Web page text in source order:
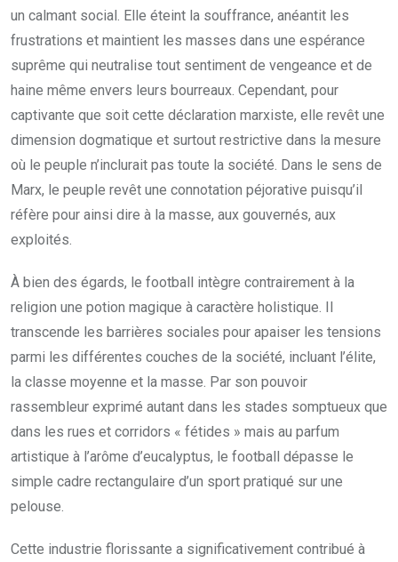
un calmant social. Elle éteint la souffrance, anéantit les
frustrations et maintient les masses dans une espérance
suprême qui neutralise tout sentiment de vengeance et de
haine même envers leurs bourreaux. Cependant, pour
captivante que soit cette déclaration marxiste, elle revêt une
dimension dogmatique et surtout restrictive dans la mesure
où le peuple n’inclurait pas toute la société. Dans le sens de
Marx, le peuple revêt une connotation péjorative puisqu’il
réfère pour ainsi dire à la masse, aux gouvernés, aux
exploités.
À bien des égards, le football intègre contrairement à la
religion une potion magique à caractère holistique. Il
transcende les barrières sociales pour apaiser les tensions
parmi les différentes couches de la société, incluant l’élite,
la classe moyenne et la masse. Par son pouvoir
rassembleur exprimé autant dans les stades somptueux que
dans les rues et corridors « fétides » mais au parfum
artistique à l’arôme d’eucalyptus, le football dépasse le
simple cadre rectangulaire d’un sport pratiqué sur une
pelouse.
Cette industrie florissante a significativement contribué à